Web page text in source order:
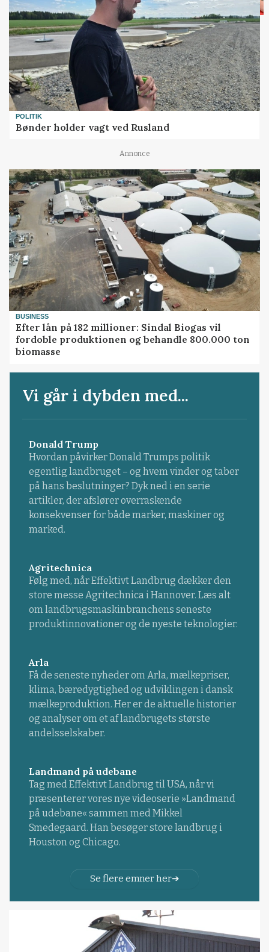
POLITIK
Bønder holder vagt ved Rusland
Annonce
BUSINESS
Efter lån på 182 millioner: Sindal Biogas vil
fordoble produktionen og behandle 800.000 ton
biomasse
Vi går i dybden med...
Donald Trump
Hvordan påvirker Donald Trumps politik
egentlig landbruget – og hvem vinder og taber
på hans beslutninger? Dyk ned i en serie
artikler, der afslører overraskende
konsekvenser for både marker, maskiner og
marked.
Agritechnica
Følg med, når Effektivt Landbrug dækker den
store messe Agritechnica i Hannover. Læs alt
om landbrugsmaskinbranchens seneste
produktinnovationer og de nyeste teknologier.
Arla
Få de seneste nyheder om Arla, mælkepriser,
klima, bæredygtighed og udviklingen i dansk
mælkeproduktion. Her er de aktuelle historier
og analyser om et af landbrugets største
andelsselskaber.
Landmand på udebane
Tag med Effektivt Landbrug til USA, når vi
præsenterer vores nye videoserie »Landmand
på udebane« sammen med Mikkel
Smedegaard. Han besøger store landbrug i
Houston og Chicago.
Se flere emner her